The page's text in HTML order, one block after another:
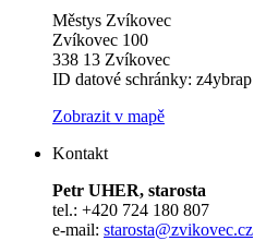
Městys Zvíkovec
Zvíkovec 100
338 13 Zvíkovec
ID datové schránky: z4ybrap
Zobrazit v mapě
Kontakt
Petr UHER, starosta
tel.: +420 724 180 807
e-mail: starosta@zvikovec.cz